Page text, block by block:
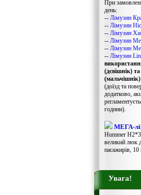
При
день:
-- Лімузин
-- Лімузин
-- Лімузин
-- Лімузин
-- Лімузин
-- Лімузин
(дєвішнік)
(мальчішнік)
(доїзд та
додатково,
години).
МЕГА-
Hummer
великий люк
пасажирів, 10
Увага!